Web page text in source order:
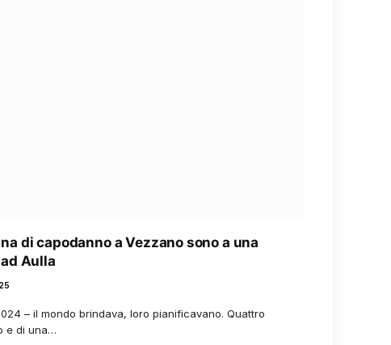
di capodanno a Vezzano sono a una
Aulla
– il mondo brindava, loro pianificavano. Quattro
e di una…